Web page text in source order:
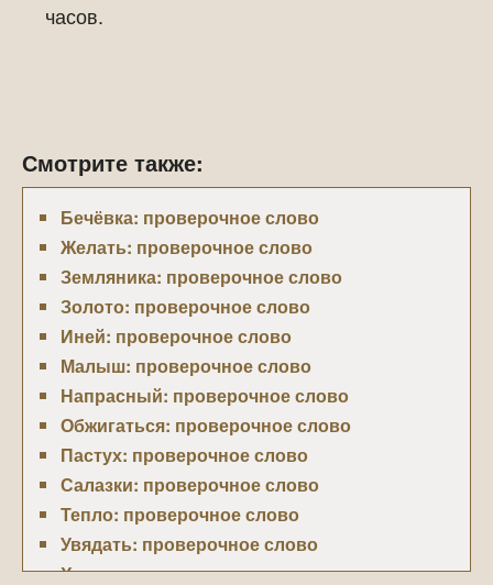
часов.
Смотрите также:
Бечёвка: проверочное слово
Желать: проверочное слово
Земляника: проверочное слово
Золото: проверочное слово
Иней: проверочное слово
Малыш: проверочное слово
Напрасный: проверочное слово
Обжигаться: проверочное слово
Пастух: проверочное слово
Салазки: проверочное слово
Тепло: проверочное слово
Увядать: проверочное слово
Хорошо: проверочное слово